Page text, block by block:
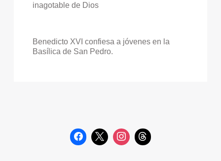
inagotable de Dios
Benedicto XVI confiesa a jóvenes en la
Basílica de San Pedro.